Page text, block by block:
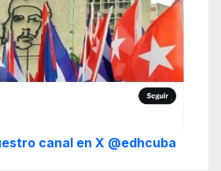
canal en X @edhcuba